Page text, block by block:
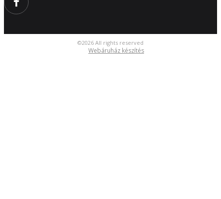
©2026 All rights reserved
Webáruház készítés